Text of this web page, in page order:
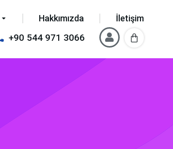
Hakkımızda İletişim
+90 544 971 3066